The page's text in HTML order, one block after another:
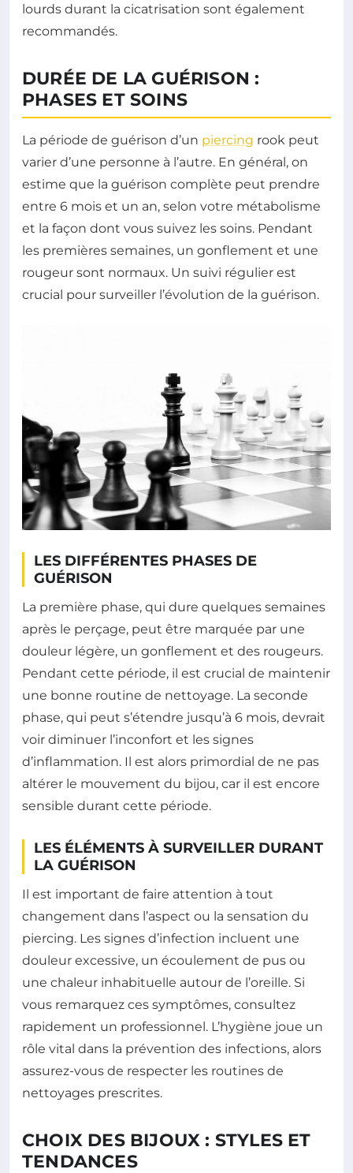
lourds durant la cicatrisation sont également
recommandés.
DURÉE DE LA GUÉRISON :
PHASES ET SOINS
La période de guérison d’un piercing rook peut
varier d’une personne à l’autre. En général, on
estime que la guérison complète peut prendre
entre 6 mois et un an, selon votre métabolisme
et la façon dont vous suivez les soins. Pendant
les premières semaines, un gonflement et une
rougeur sont normaux. Un suivi régulier est
crucial pour surveiller l’évolution de la guérison.
LES DIFFÉRENTES PHASES DE
GUÉRISON
La première phase, qui dure quelques semaines
après le perçage, peut être marquée par une
douleur légère, un gonflement et des rougeurs.
Pendant cette période, il est crucial de maintenir
une bonne routine de nettoyage. La seconde
phase, qui peut s’étendre jusqu’à 6 mois, devrait
voir diminuer l’inconfort et les signes
d’inflammation. Il est alors primordial de ne pas
altérer le mouvement du bijou, car il est encore
sensible durant cette période.
LES ÉLÉMENTS À SURVEILLER DURANT
LA GUÉRISON
Il est important de faire attention à tout
changement dans l’aspect ou la sensation du
piercing. Les signes d’infection incluent une
douleur excessive, un écoulement de pus ou
une chaleur inhabituelle autour de l’oreille. Si
vous remarquez ces symptômes, consultez
rapidement un professionnel. L’hygiène joue un
rôle vital dans la prévention des infections, alors
assurez-vous de respecter les routines de
nettoyages prescrites.
CHOIX DES BIJOUX : STYLES ET
TENDANCES